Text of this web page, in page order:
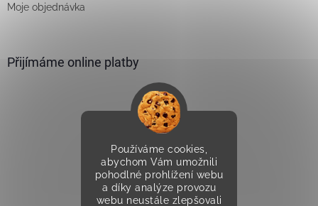
Používáme cookies,
abychom Vám umožnili
pohodlné prohlížení webu
a díky analýze provozu
webu neustále zlepšovali
Moje objednávka
Přijímáme online platby
Vytvořilo Studio Avocado